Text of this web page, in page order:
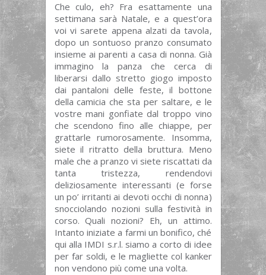
Che culo, eh? Fra esattamente una
settimana sarà Natale, e a quest’ora
voi vi sarete appena alzati da tavola,
dopo un sontuoso pranzo consumato
insieme ai parenti a casa di nonna. Già
immagino la panza che cerca di
liberarsi dallo stretto giogo imposto
dai pantaloni delle feste, il bottone
della camicia che sta per saltare, e le
vostre mani gonfiate dal troppo vino
che scendono fino alle chiappe, per
grattarle rumorosamente. Insomma,
siete il ritratto della bruttura. Meno
male che a pranzo vi siete riscattati da
tanta tristezza, rendendovi
deliziosamente interessanti (e forse
un po’ irritanti ai devoti occhi di nonna)
snocciolando nozioni sulla festività in
corso. Quali nozioni? Eh, un attimo.
Intanto iniziate a farmi un bonifico, ché
qui alla IMDI s.r.l. siamo a corto di idee
per far soldi, e le magliette col kanker
non vendono più come una volta.